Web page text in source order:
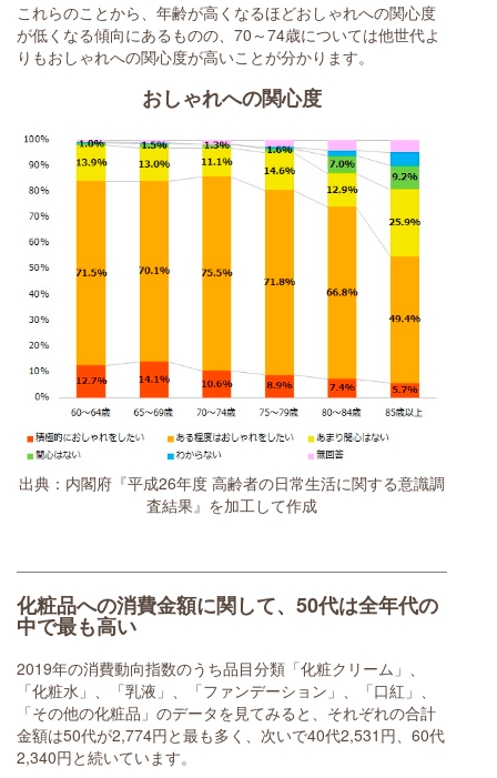
これらのことから、年齢が高くなるほどおしゃれへの関心度
が低くなる傾向にあるものの、70～74歳については他世代よ
りもおしゃれへの関心度が高いことが分かります。
おしゃれへの関心度
出典：内閣府『平成26年度 高齢者の日常生活に関する意識調
査結果』を加工して作成
化粧品への消費金額に関して、50代は全年代の
中で最も高い
2019年の消費動向指数のうち品目分類「化粧クリーム」、
「化粧水」、「乳液」、「ファンデーション」、「口紅」、
「その他の化粧品」のデータを見てみると、それぞれの合計
金額は50代が2,774円と最も多く、次いで40代2,531円、60代
2,340円と続いています。